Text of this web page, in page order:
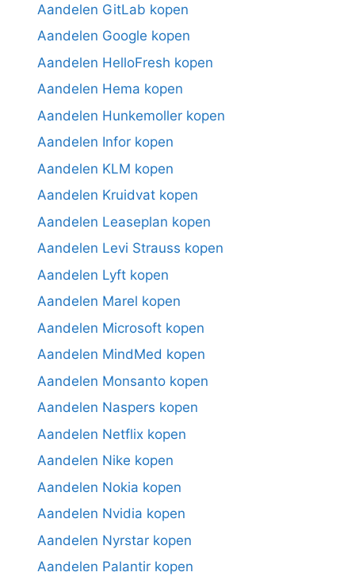
Aandelen GitLab kopen
Aandelen Google kopen
Aandelen HelloFresh kopen
Aandelen Hema kopen
Aandelen Hunkemoller kopen
Aandelen Infor kopen
Aandelen KLM kopen
Aandelen Kruidvat kopen
Aandelen Leaseplan kopen
Aandelen Levi Strauss kopen
Aandelen Lyft kopen
Aandelen Marel kopen
Aandelen Microsoft kopen
Aandelen MindMed kopen
Aandelen Monsanto kopen
Aandelen Naspers kopen
Aandelen Netflix kopen
Aandelen Nike kopen
Aandelen Nokia kopen
Aandelen Nvidia kopen
Aandelen Nyrstar kopen
Aandelen Palantir kopen